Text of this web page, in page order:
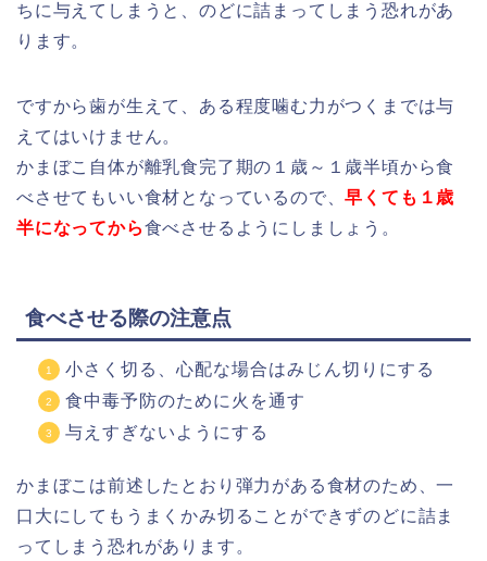
ちに与えてしまうと、のどに詰まってしまう恐れがあ
ります。
ですから歯が生えて、ある程度噛む力がつくまでは与
えてはいけません。
かまぼこ自体が離乳食完了期の１歳～１歳半頃から食
べさせてもいい食材となっているので、早くても１歳
半になってから食べさせるようにしましょう。
食べさせる際の注意点
小さく切る、心配な場合はみじん切りにする
食中毒予防のために火を通す
与えすぎないようにする
かまぼこは前述したとおり弾力がある食材のため、一
口大にしてもうまくかみ切ることができずのどに詰ま
ってしまう恐れがあります。